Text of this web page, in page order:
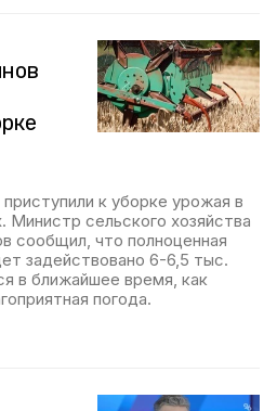
к уборке урожая в
Министр сельского хозяйства
сообщил, что полноценная
задействовано 6-6,5 тыс.
в ближайшее время, как
погода.